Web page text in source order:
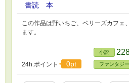
書読 本
この作品は野いちご、ベリーズカフェ
ます。
24h.ポイント 0pt
小説
ファンタジー